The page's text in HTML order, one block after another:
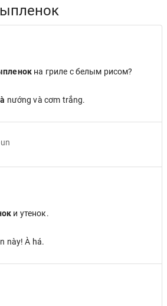
на гриле с белым рисом?
nướng và cơm trắng.
и утенок.
này! À há.